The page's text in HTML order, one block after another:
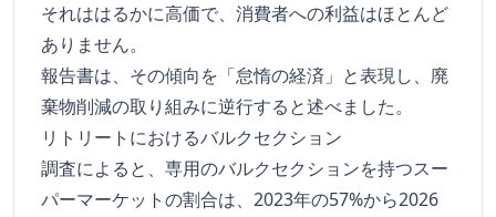
それははるかに高価で、消費者への利益はほとんど
ありません。
報告書は、その傾向を「怠惰の経済」と表現し、廃
棄物削減の取り組みに逆行すると述べました。
リトリートにおけるバルクセクション
調査によると、専用のバルクセクションを持つスー
パーマーケットの割合は、2023年の57%から2026